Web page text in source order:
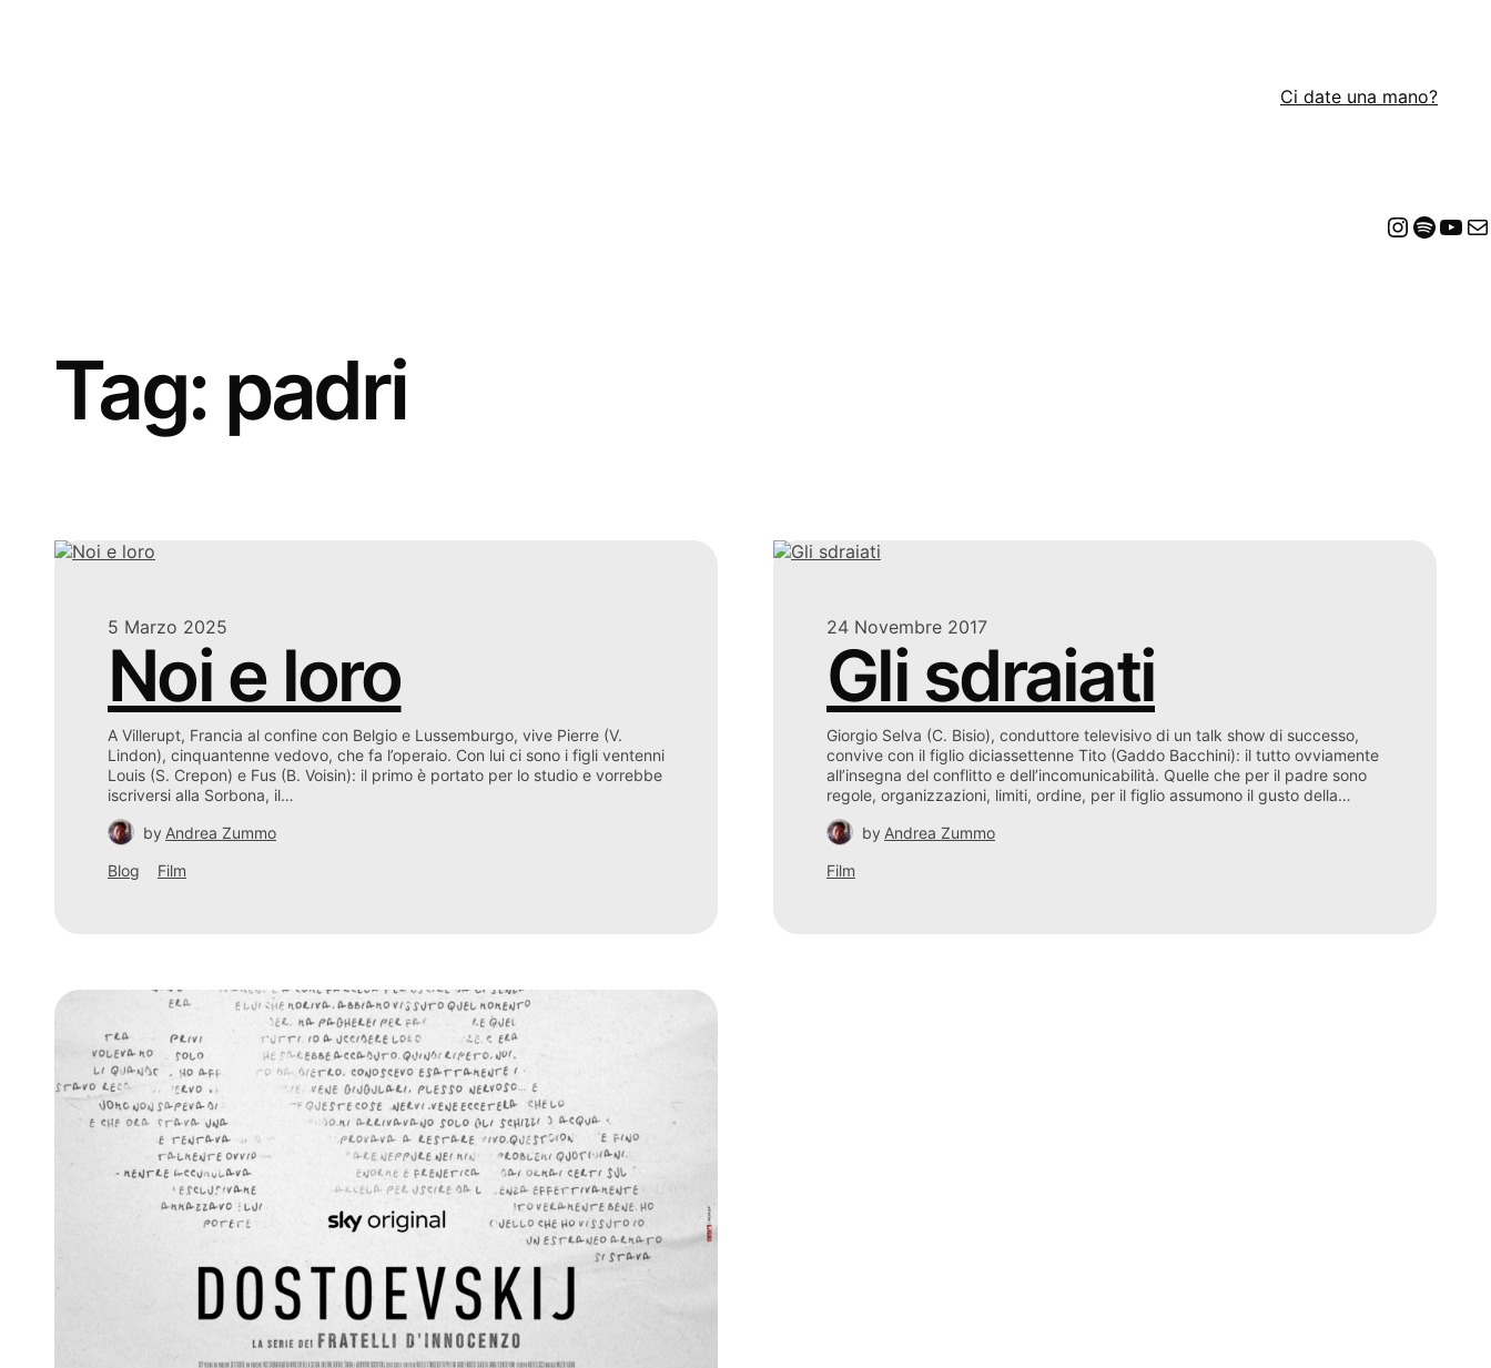
Ci date una mano?
Tag: padri
5 Marzo 2025
Noi e loro
A Villerupt, Francia al confine con Belgio e Lussemburgo, vive Pierre (V.
Lindon), cinquantenne vedovo, che fa l’operaio. Con lui ci sono i figli ventenni
Louis (S. Crepon) e Fus (B. Voisin): il primo è portato per lo studio e vorrebbe
iscriversi alla Sorbona, il…
by Andrea Zummo
Blog
Film
24 Novembre 2017
Gli sdraiati
Giorgio Selva (C. Bisio), conduttore televisivo di un talk show di successo,
convive con il figlio diciassettenne Tito (Gaddo Bacchini): il tutto ovviamente
all’insegna del conflitto e dell’incomunicabilità. Quelle che per il padre sono
regole, organizzazioni, limiti, ordine, per il figlio assumono il gusto della…
by Andrea Zummo
Film